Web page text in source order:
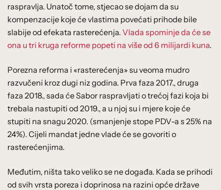
raspravlja. Unatoč tome, stjecao se dojam da su
kompenzacije koje će vlastima povećati prihode bile
slabije od efekata rasterećenja. Vlada spominje da će se
ona u tri kruga reforme popeti na više od 6 milijardi kuna.
Porezna reforma i «rasterećenja» su veoma mudro
razvučeni kroz dugi niz godina. Prva faza 2017., druga
faza 2018., sada će Sabor raspravljati o trećoj fazi koja bi
trebala nastupiti od 2019., a u njoj su i mjere koje će
stupiti na snagu 2020. (smanjenje stope PDV-a s 25% na
24%). Cijeli mandat jedne vlade će se govoriti o
rasterećenjima.
Međutim, ništa tako veliko se ne događa. Kada se prihodi
od svih vrsta poreza i doprinosa na razini opće države